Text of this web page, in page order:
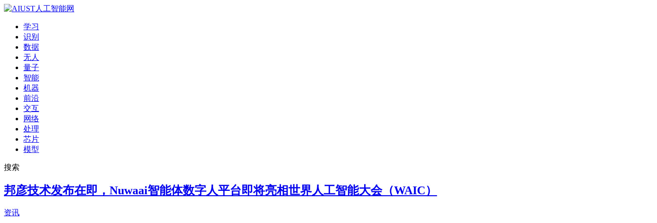
学习
识别
数据
无人
量子
智能
机器
前沿
交互
网络
处理
芯片
模型
搜索
邦彦技术发布在即，Nuwaai智能体数字人平台即将亮相世界人工智能大会（WAIC）
资讯